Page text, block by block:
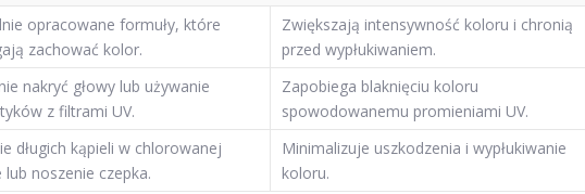
opracowane formuły, które
zachować kolor.
Zwiększają intensywność koloru i chronią
przed wypłukiwaniem.
nakryć głowy lub używanie
z filtrami UV.
Zapobiega blaknięciu koloru
spowodowanemu promieniami UV.
długich kąpieli w chlorowanej
lub noszenie czepka.
Minimalizuje uszkodzenia i wypłukiwanie
koloru.